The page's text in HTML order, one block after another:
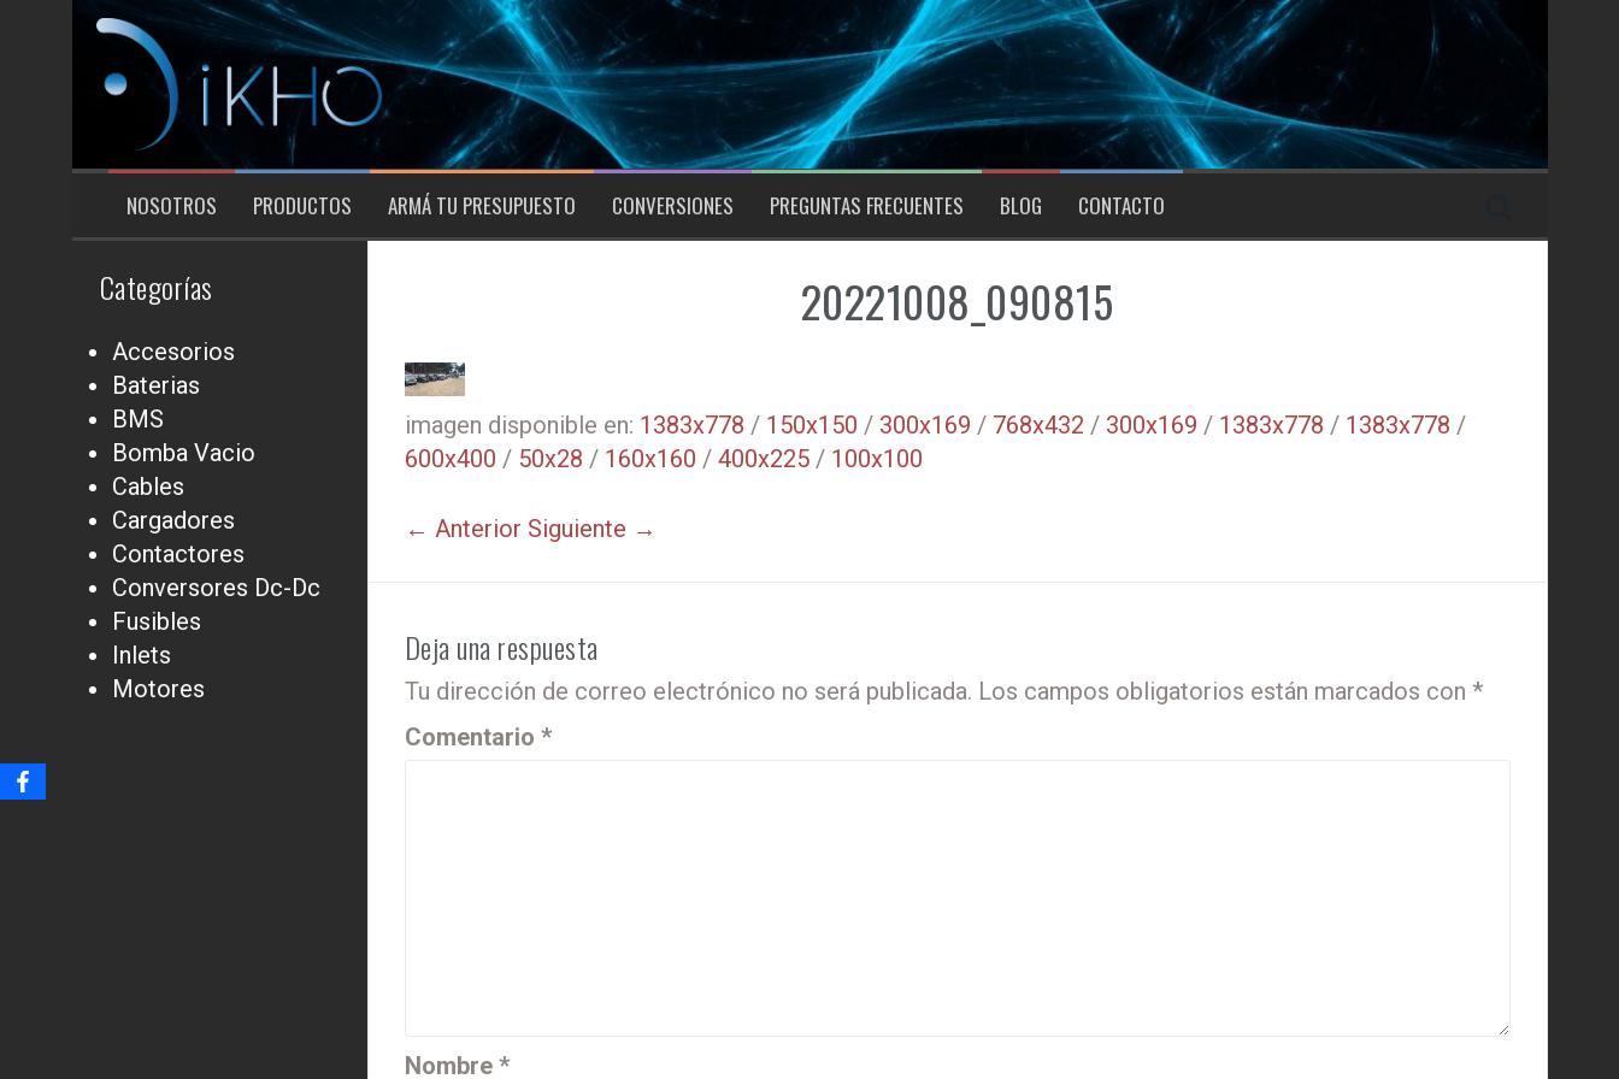
contenido
NOSOTROS PRODUCTOS ARMÁ TU PRESUPUESTO CONVERSIONES PREGUNTAS FRECUENTES BLOG CONTACTO
20221008_090815
imagen disponible en: 1383x778 / 150x150 / 300x169 / 768x432 / 300x169 / 1383x778 / 1383x778 /
600x400 / 50x28 / 160x160 / 400x225/ 100x100
← Anterior Siguiente →
Deja una respuesta
Tu dirección de correo electrónico no será publicada. Los campos obligatorios están marcados con *
Comentario *
Nombre *
Categorías
Accesorios
Baterias
BMS
Bomba Vacio
Cables
Cargadores
Contactores
Conversores Dc-Dc
Fusibles
Inlets
Motores